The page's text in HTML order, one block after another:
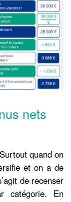
nets
quand on
et on a de
de recenser
catégorie. En